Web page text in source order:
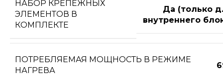
НАБОР КРЕПЕЖНЫХ
ЭЛЕМЕНТОВ В
КОМПЛЕКТЕ
Да (только
внутреннего
ПОТРЕБЛЯЕМАЯ МОЩНОСТЬ В РЕЖИМЕ
НАГРЕВА